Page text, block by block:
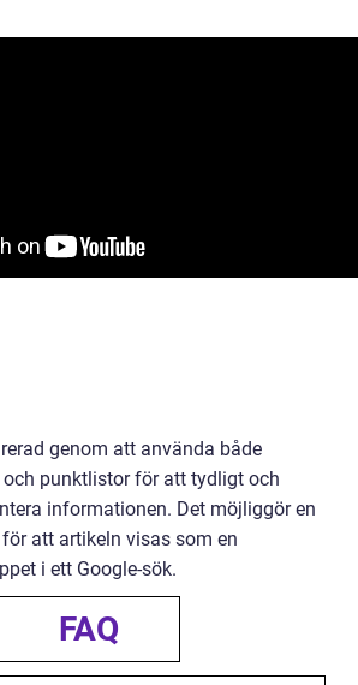
genom att använda både
och punktlistor för att tydligt och
informationen. Det möjliggör en
att artikeln visas som en
i ett Google-sök.
FAQ